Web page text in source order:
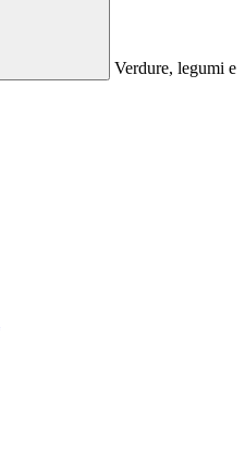
Verdure, legumi e